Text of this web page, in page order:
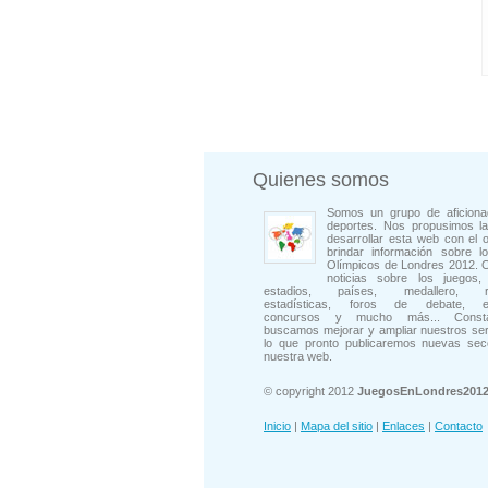
Quienes somos
Somos un grupo de
deportes. Nos propusimos
desarrollar esta web con el
brindar información sobre
Olímpicos de Londres 2012.
noticias sobre los juegos,
estadios, países, medallero,
estadísticas, foros de debate,
concursos y mucho más...
buscamos mejorar y ampliar nuestros
lo que pronto publicaremos nuevas
nuestra web.
© copyright 2012
Inicio | Mapa del sitio | Enlaces | Contacto